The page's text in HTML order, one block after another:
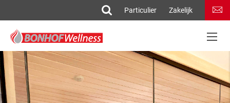
Particulier Zakelijk